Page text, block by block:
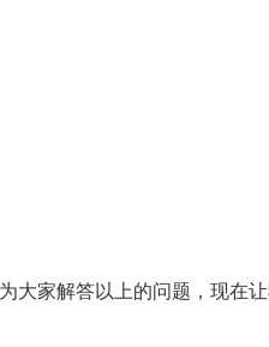
大家解答以上的问题，现在